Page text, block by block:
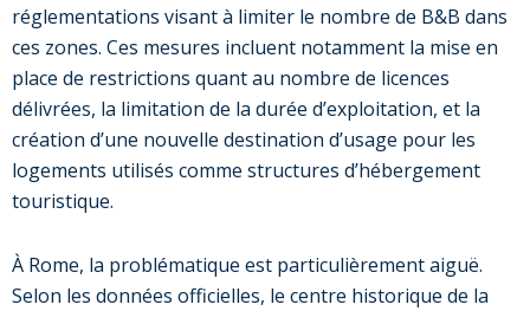
réglementations visant à limiter le nombre de B&B dans
ces zones. Ces mesures incluent notamment la mise en
place de restrictions quant au nombre de licences
délivrées, la limitation de la durée d’exploitation, et la
création d’une nouvelle destination d’usage pour les
logements utilisés comme structures d’hébergement
touristique.
À Rome, la problématique est particulièrement aiguë.
Selon les données officielles, le centre historique de la